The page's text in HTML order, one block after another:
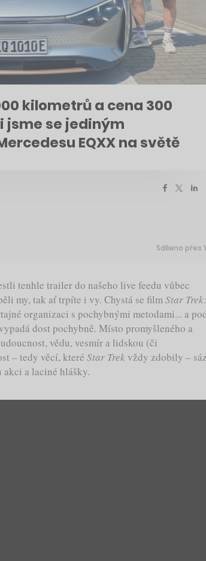
kilometrů a cena 300
jsme se jediným
EQXX na světě
Sdíleno přes
tenhle trailer do našeho live feedu vůbec
my, tak ať trpíte i vy. Chystá se filmStar Trek:
organizaci s pochybnými metodami... a
dost pochybně. Místo promyšleného a
vědu, vesmír a lidskou (či
– tedy věcí, které Star Trek vždy zdobily –
akci a laciné hlášky.